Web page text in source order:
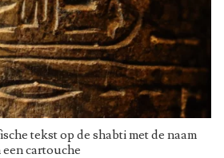
tekst op de shabti met de naam
cartouche